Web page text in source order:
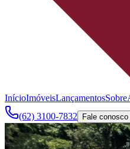
InícioImóveisLançamentosSobre
(62) 3100-7832
Fale conosco